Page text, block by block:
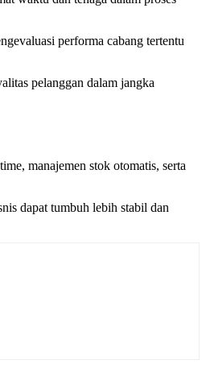
performa cabang tertentu
pelanggan dalam jangka
manajemen stok otomatis, serta
dapat tumbuh lebih stabil dan